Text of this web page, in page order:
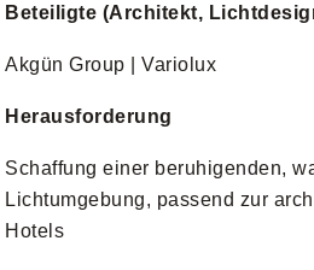
Beteiligte (Architekt,
Akgün Group | Variolux
Herausforderung
Schaffung einer beruhigenden,
Lichtumgebung, passend zur
Hotels